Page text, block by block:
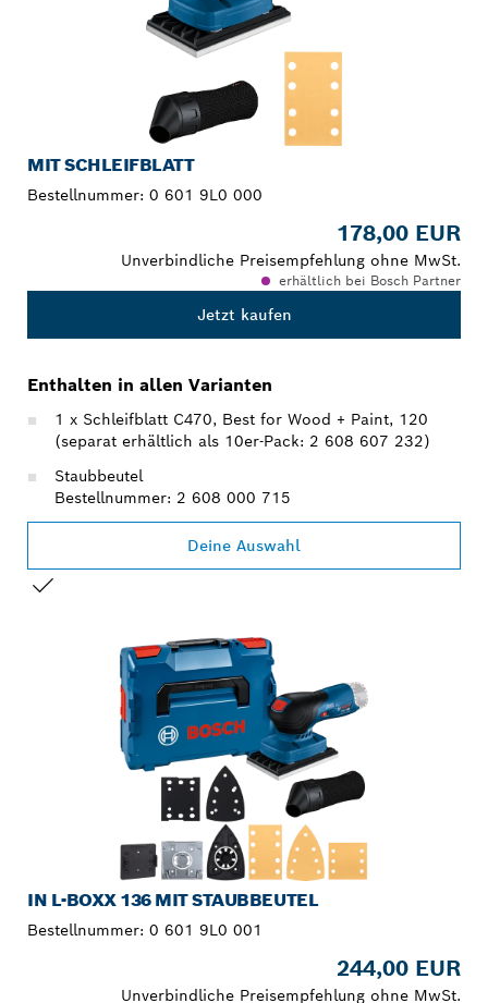
MIT SCHLEIFBLATT
Bestellnummer: 0 601 9L0 000
178,00 EUR
Unverbindliche Preisempfehlung ohne MwSt.
erhältlich bei Bosch Partner
Jetzt kaufen
Enthalten in allen Varianten
1 x Schleifblatt C470, Best for Wood + Paint, 120
(separat erhältlich als 10er-Pack: 2 608 607 232)
Staubbeutel
Bestellnummer: 2 608 000 715
Deine Auswahl
IN L-BOXX 136 MIT STAUBBEUTEL
Bestellnummer: 0 601 9L0 001
244,00 EUR
Unverbindliche Preisempfehlung ohne MwSt.